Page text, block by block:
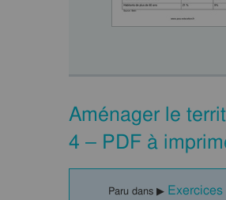
Aménager le
4 – PDF à
Paru dans ▶